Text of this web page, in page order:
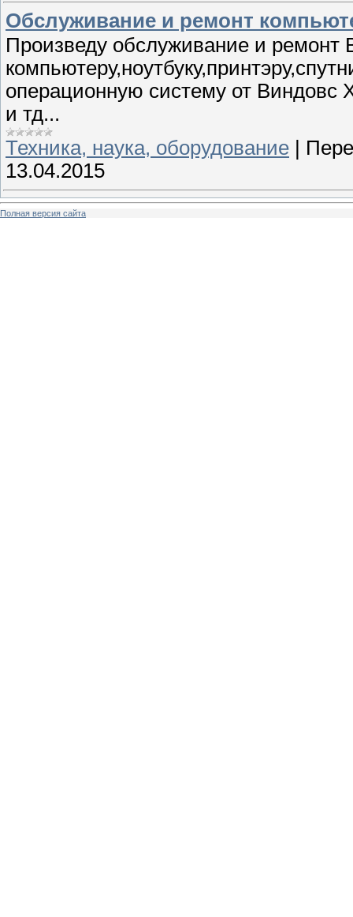
Обслуживание и ремонт
Произведу обслуживание и ремонт
операционную систему от
и тд...
Техника, наука, оборудование
13.04.2015
Полная версия сайта